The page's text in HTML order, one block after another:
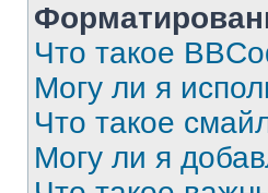
Что такое
Могу ли я
Что такое
Могу ли я